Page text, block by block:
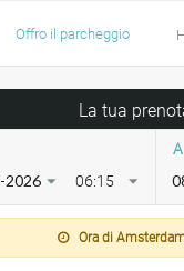
Offro il parcheggio
La tua
06:15
A
Ora di